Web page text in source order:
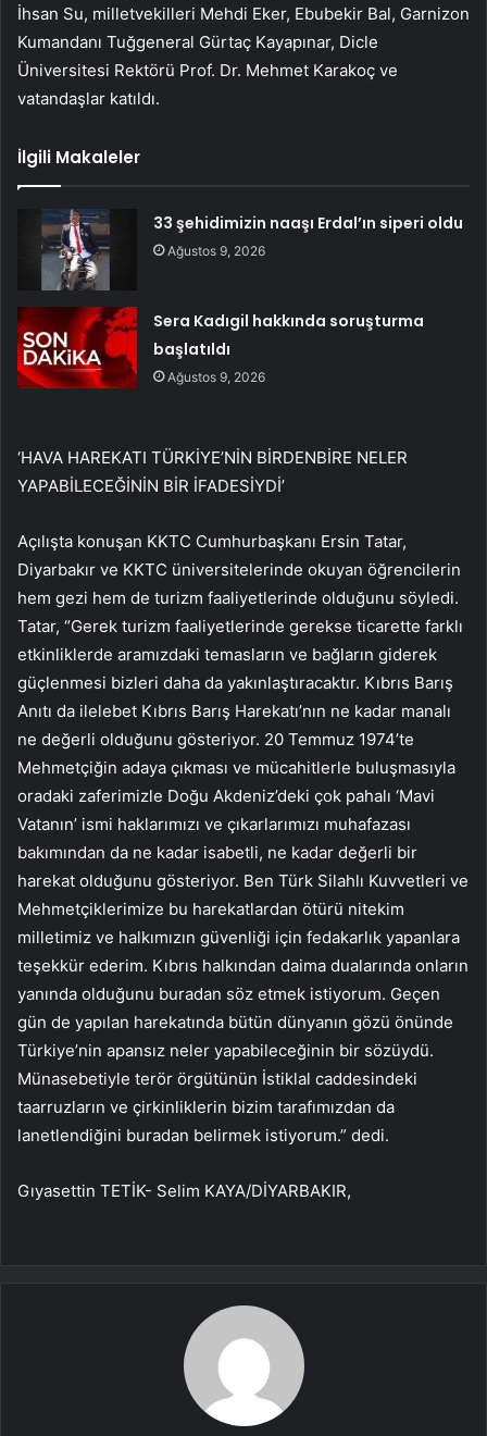
İhsan Su, milletvekilleri Mehdi Eker, Ebubekir Bal, Garnizon
Kumandanı Tuğgeneral Gürtaç Kayapınar, Dicle
Üniversitesi Rektörü Prof. Dr. Mehmet Karakoç ve
vatandaşlar katıldı.
İlgili Makaleler
33 şehidimizin naaşı Erdal’ın siperi oldu
Ağustos 9, 2026
Sera Kadıgil hakkında soruşturma
başlatıldı
Ağustos 9, 2026
‘HAVA HAREKATI TÜRKİYE’NİN BİRDENBİRE NELER
YAPABİLECEĞİNİN BİR İFADESİYDİ’
Açılışta konuşan KKTC Cumhurbaşkanı Ersin Tatar,
Diyarbakır ve KKTC üniversitelerinde okuyan öğrencilerin
hem gezi hem de turizm faaliyetlerinde olduğunu söyledi.
Tatar, “Gerek turizm faaliyetlerinde gerekse ticarette farklı
etkinliklerde aramızdaki temasların ve bağların giderek
güçlenmesi bizleri daha da yakınlaştıracaktır. Kıbrıs Barış
Anıtı da ilelebet Kıbrıs Barış Harekatı’nın ne kadar manalı
ne değerli olduğunu gösteriyor. 20 Temmuz 1974’te
Mehmetçiğin adaya çıkması ve mücahitlerle buluşmasıyla
oradaki zaferimizle Doğu Akdeniz’deki çok pahalı ‘Mavi
Vatanın’ ismi haklarımızı ve çıkarlarımızı muhafazası
bakımından da ne kadar isabetli, ne kadar değerli bir
harekat olduğunu gösteriyor. Ben Türk Silahlı Kuvvetleri ve
Mehmetçiklerimize bu harekatlardan ötürü nitekim
milletimiz ve halkımızın güvenliği için fedakarlık yapanlara
teşekkür ederim. Kıbrıs halkından daima dualarında onların
yanında olduğunu buradan söz etmek istiyorum. Geçen
gün de yapılan harekatında bütün dünyanın gözü önünde
Türkiye’nin apansız neler yapabileceğinin bir sözüydü.
Münasebetiyle terör örgütünün İstiklal caddesindeki
taarruzların ve çirkinliklerin bizim tarafımızdan da
lanetlendiğini buradan belirmek istiyorum.” dedi.
Gıyasettin TETİK- Selim KAYA/DİYARBAKIR,